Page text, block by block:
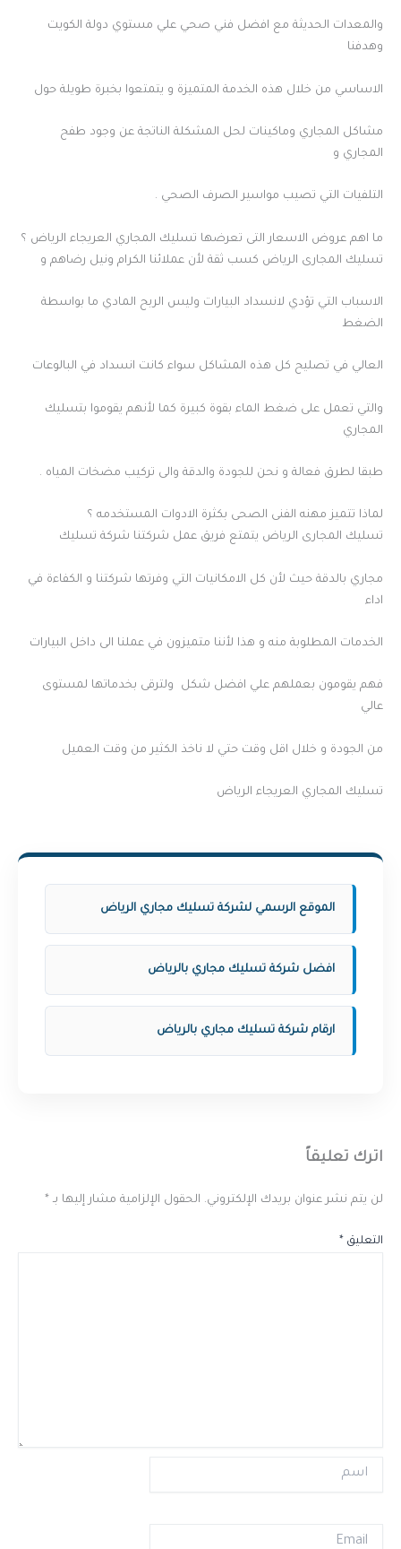
والمعدات الحديثة مع افضل فني صحي علي مستوي دولة الكويت
وهدفنا
الاساسي من خلال هذه الخدمة المتميزة و يتمتعوا بخبرة طويلة حول
مشاكل المجاري وماكينات لحل المشكلة الناتجة عن وجود طفح
المجاري و
التلفيات التي تصيب مواسير الصرف الصحي .
ما اهم عروض الاسعار التى تعرضها تسليك المجاري العريجاء الرياض ؟
تسليك المجارى الرياض كسب ثقة لأن عملائنا الكرام ونيل رضاهم و
الاسباب التي تؤدي لانسداد البيارات وليس الربح المادي ما بواسطة
الضغط
العالي في تصليح كل هذه المشاكل سواء كانت انسداد في البالوعات
والتي تعمل على ضغط الماء بقوة كبيرة كما لأنهم يقوموا بتسليك
المجاري
طبقا لطرق فعالة و نحن للجودة والدقة والى تركيب مضخات المياه .
لماذا تتميز مهنه الفنى الصحى بكثرة الادوات المستخدمه ؟
تسليك المجارى الرياض يتمتع فريق عمل شركتنا شركة تسليك
مجاري بالدقة حيث لأن كل الامكانيات التي وفرتها شركتنا و الكفاءة في
اداء
الخدمات المطلوبة منه و هذا لأننا متميزون في عملنا الى داخل البيارات
فهم يقومون بعملهم علي افضل شكل ولترقى بخدماتها لمستوى
عالي
من الجودة و خلال اقل وقت حتي لا ناخذ الكثير من وقت العميل
تسليك المجاري العريجاء الرياض
الموقع الرسمي لشركة تسليك مجاري الرياض
افضل شركة تسليك مجاري بالرياض
ارقام شركة تسليك مجاري بالرياض
اترك تعليقاً
لن يتم نشر عنوان بريدك الإلكتروني. الحقول الإلزامية مشار إليها بـ *
التعليق *
اسم
Email